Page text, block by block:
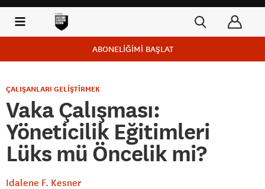
ABONELİĞİMİ BAŞLAT
ÇALIŞANLARI GELİŞTİRMEK
Vaka Çalışması:
Yöneticilik Eğitimleri
Lüks mü Öncelik mi?
Idalene F. Kesner